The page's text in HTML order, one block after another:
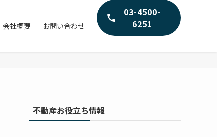
会社概要 お問い合わせ
03-4500-
6251
不動産お役立ち情報